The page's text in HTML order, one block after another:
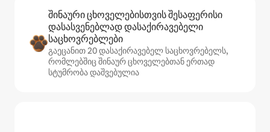
შინაური ცხოველებისთვის შესაფერისი
დასასვენებლად დასაქირავებელი
საცხოვრებლები
გაეცანით 20 დასაქირავებელ საცხოვრებელს,
რომლებშიც შინაურ ცხოველებთან ერთად
სტუმრობა დაშვებულია